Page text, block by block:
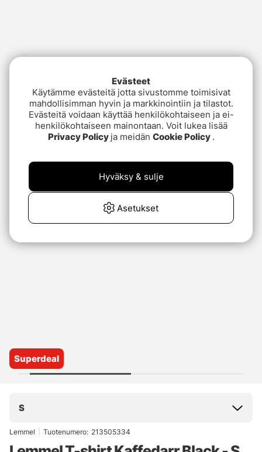
Superdeal
S
Lemmel Tuotenumero: 213505334
Evästeet
Käytämme evästeitä jotta sivustomme toimisivat
mahdollisimman hyvin ja markkinointiin ja tilastot.
Evästeitä voidaan käyttää henkilökohtaiseen ja ei-
henkilökohtaiseen mainontaan. Voit lukea lisää
Privacy Policy ja meidän Cookie Policy .
Asetukset
Hyväksy & sulje